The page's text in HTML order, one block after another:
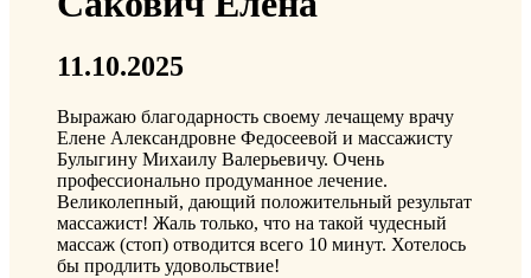
11.10.2025
Выражаю благодарность своему лечащему врачу
Елене Александровне Федосеевой и массажисту
Булыгину Михаилу Валерьевичу. Очень
профессионально продуманное лечение.
Великолепный, дающий положительный результат
массажист! Жаль только, что на такой чудесный
массаж (стоп) отводится всего 10 минут. Хотелось
бы продлить удовольствие!